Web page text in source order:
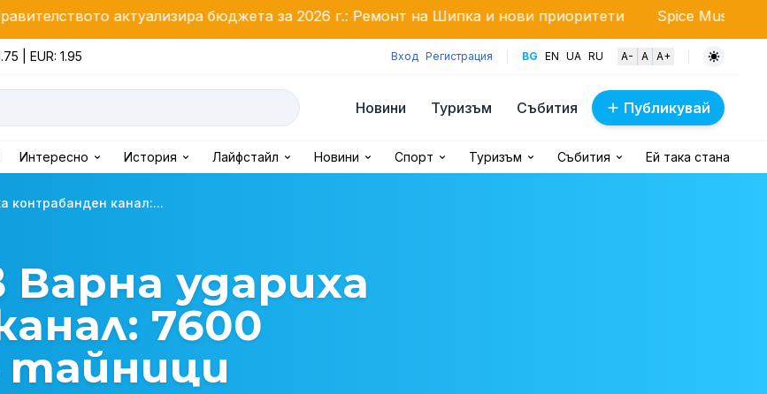
актуализира бюджета за 2026 г.: Ремонт на Шипка и нови приоритети Spice Music Festival 2026 в
| EUR: 1.95 Вход Регистрация BG EN UA RU A- A A+
Новини Туризъм Събития Публикувай
Интересно История Лайфстайл Новини Спорт Туризъм Събития Ей така стана
контрабанден канал:...
удариха
7600
тайници